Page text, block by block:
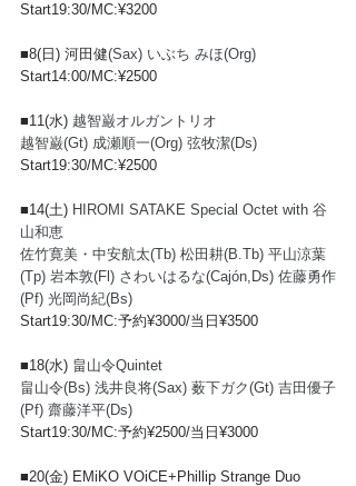
Start19:30/MC:¥3200
■8(日) 河田健(Sax) いぶち みほ(Org)
Start14:00/MC:¥2500
■11(水) 越智巌オルガントリオ
越智巌(Gt) 成瀬順一(Org) 弦牧潔(Ds)
Start19:30/MC:¥2500
■14(土) HIROMI SATAKE Special Octet with 谷
山和恵
佐竹寛美・中安航太(Tb) 松田耕(B.Tb) 平山涼葉
(Tp) 岩本敦(Fl) さわいはるな(Cajón,Ds) 佐藤勇作
(Pf) 光岡尚紀(Bs)
Start19:30/MC:予約¥3000/当日¥3500
■18(水) 畠山令Quintet
畠山令(Bs) 浅井良将(Sax) 薮下ガク(Gt) 吉田優子
(Pf) 齋藤洋平(Ds)
Start19:30/MC:予約¥2500/当日¥3000
■20(金) EMiKO VOiCE+Phillip Strange Duo